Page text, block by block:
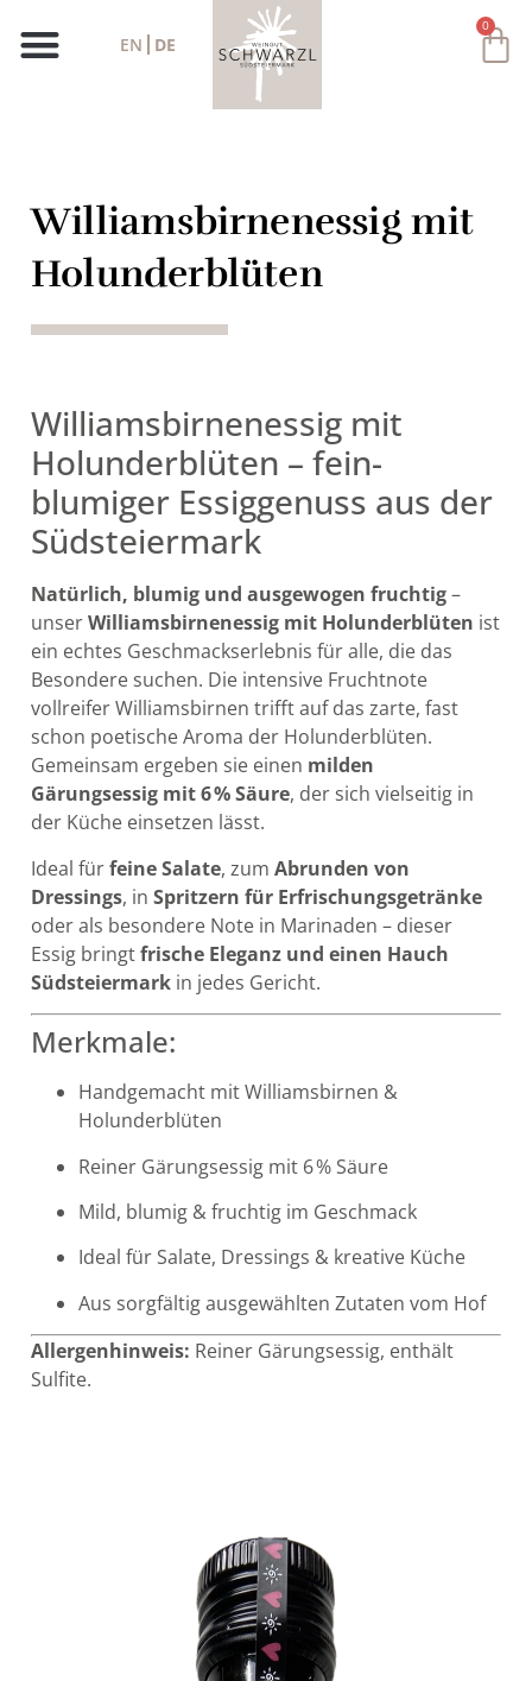
EN DE
0
Williamsbirnenessig mit
Holunderblüten
Williamsbirnenessig mit
Holunderblüten – fein-
blumiger Essiggenuss aus der
Südsteiermark
Natürlich, blumig und ausgewogen fruchtig–
unserWilliamsbirnenessig mit Holunderblüten ist
ein echtes Geschmackserlebnis für alle, die das
Besondere suchen. Die intensive Fruchtnote
vollreifer Williamsbirnen trifft auf das zarte, fast
schon poetische Aroma der Holunderblüten.
Gemeinsam ergeben sie einen milden
Gärungsessig mit 6 % Säure, der sich vielseitig in
der Küche einsetzen lässt.
Ideal fürfeine Salate, zum Abrunden von
Dressings, in Spritzern für Erfrischungsgetränke
oder als besondere Note in Marinaden – dieser
Essig bringtfrische Eleganz und einen Hauch
Südsteiermark in jedes Gericht.
Merkmale:
Handgemacht mit Williamsbirnen &
Holunderblüten
Reiner Gärungsessig mit 6 % Säure
Mild, blumig & fruchtig im Geschmack
Ideal für Salate, Dressings & kreative Küche
Aus sorgfältig ausgewählten Zutaten vom Hof
Allergenhinweis: Reiner Gärungsessig, enthält
Sulfite.